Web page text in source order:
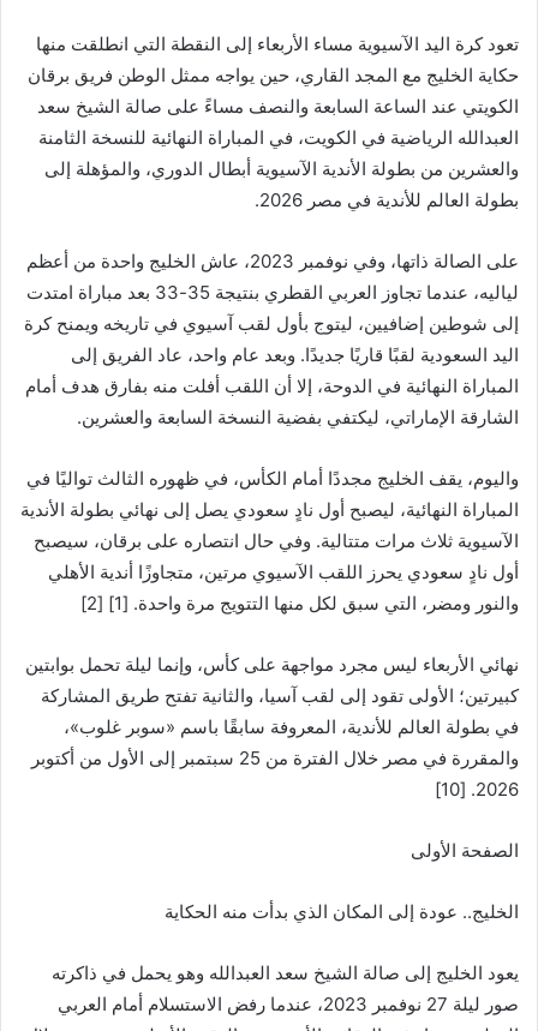
تعود كرة اليد الآسيوية مساء الأربعاء إلى النقطة التي انطلقت منها
حكاية الخليج مع المجد القاري، حين يواجه ممثل الوطن فريق برقان
الكويتي عند الساعة السابعة والنصف مساءً على صالة الشيخ سعد
العبدالله الرياضية في الكويت، في المباراة النهائية للنسخة الثامنة
والعشرين من بطولة الأندية الآسيوية أبطال الدوري، والمؤهلة إلى
بطولة العالم للأندية في مصر 2026.
على الصالة ذاتها، وفي نوفمبر 2023، عاش الخليج واحدة من أعظم
لياليه، عندما تجاوز العربي القطري بنتيجة 35-33 بعد مباراة امتدت
إلى شوطين إضافيين، ليتوج بأول لقب آسيوي في تاريخه ويمنح كرة
اليد السعودية لقبًا قاريًا جديدًا. وبعد عام واحد، عاد الفريق إلى
المباراة النهائية في الدوحة، إلا أن اللقب أفلت منه بفارق هدف أمام
الشارقة الإماراتي، ليكتفي بفضية النسخة السابعة والعشرين.
واليوم، يقف الخليج مجددًا أمام الكأس، في ظهوره الثالث تواليًا في
المباراة النهائية، ليصبح أول نادٍ سعودي يصل إلى نهائي بطولة الأندية
الآسيوية ثلاث مرات متتالية. وفي حال انتصاره على برقان، سيصبح
أول نادٍ سعودي يحرز اللقب الآسيوي مرتين، متجاوزًا أندية الأهلي
والنور ومضر، التي سبق لكل منها التتويج مرة واحدة. [1] [2]
نهائي الأربعاء ليس مجرد مواجهة على كأس، وإنما ليلة تحمل بوابتين
كبيرتين؛ الأولى تقود إلى لقب آسيا، والثانية تفتح طريق المشاركة
في بطولة العالم للأندية، المعروفة سابقًا باسم «سوبر غلوب»،
والمقررة في مصر خلال الفترة من 25 سبتمبر إلى الأول من أكتوبر
2026. [10]
الصفحة الأولى
الخليج.. عودة إلى المكان الذي بدأت منه الحكاية
يعود الخليج إلى صالة الشيخ سعد العبدالله وهو يحمل في ذاكرته
صور ليلة 27 نوفمبر 2023، عندما رفض الاستسلام أمام العربي